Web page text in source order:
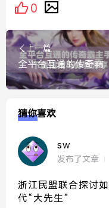
0
上一篇
全平台互通的传奇霸
猜你喜欢
sw
发布了文章
浙江民盟联合探讨
代“大先生”